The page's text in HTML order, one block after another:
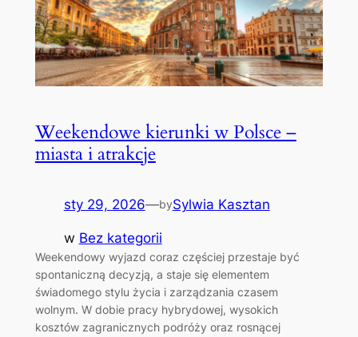
Weekendowe kierunki w Polsce –
miasta i atrakcje
sty 29, 2026—bySylwia Kasztan
w Bez kategorii
Weekendowy wyjazd coraz częściej przestaje być
spontaniczną decyzją, a staje się elementem
świadomego stylu życia i zarządzania czasem
wolnym. W dobie pracy hybrydowej, wysokich
kosztów zagranicznych podróży oraz rosnącej